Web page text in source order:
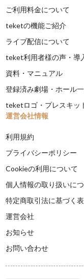
ご利用料金について
teketの機能ご紹介
ライブ配信について
teket利用者様の声・導
資料・マニュアル
登録済み劇場・ホール
teketロゴ・プレスキッ
運営会社情報
利用規約
プライバシーポリシー
Cookieの利用について
個人情報の取り扱いに
特定商取引法に基づく
運営会社
お知らせ
お問い合わせ